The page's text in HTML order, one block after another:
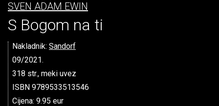
SVEN ADAM EWIN
S Bogom na ti
Nakladnik: Sandorf
09/2021.
318 str., meki uvez
ISBN 9789533513546
Cijena: 9.95 eur